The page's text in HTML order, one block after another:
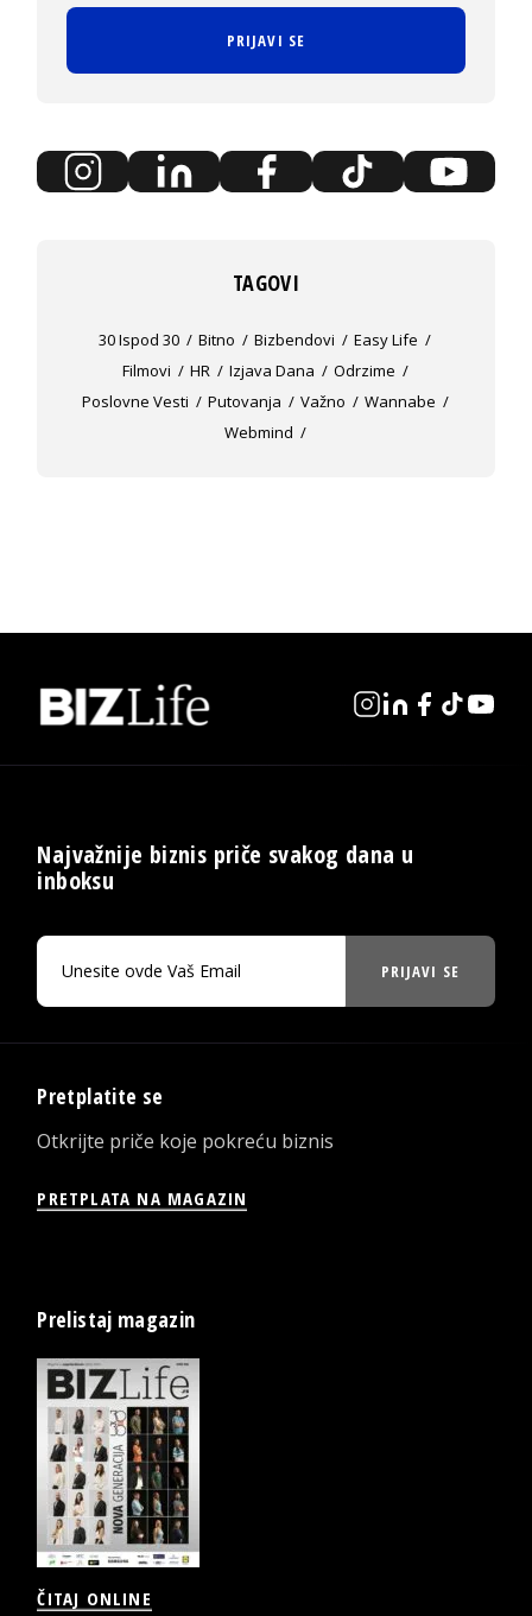
PRIJAVI SE
TAGOVI
30 Ispod 30 Bitno Bizbendovi
Easy Life
Filmovi
HR Izjava Dana
Odrzime
Poslovne Vesti
Putovanja Važno
Wannabe
Webmind
Najvažnije biznis priče svakog dana u
inboksu
PRIJAVI SE
Pretplatite se
Otkrijte priče koje pokreću biznis
PRETPLATA NA MAGAZIN
Prelistaj magazin
ČITAJ ONLINE